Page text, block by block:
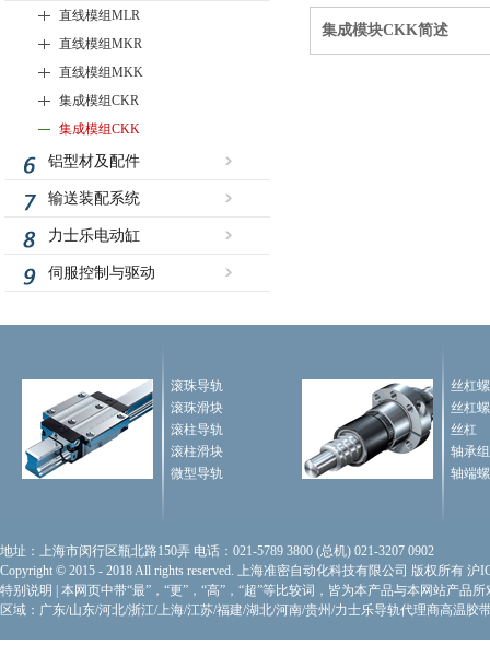
直线模组MLR
直线模组MKR
直线模组MKK
集成模组CKR
集成模组CKK
铝型材及配件
输送装配系统
力士乐电动缸
伺服控制与驱动
集成模块CKK简述
滚珠导轨
滚珠滑块
滚柱导轨
滚柱滑块
微型导轨
丝杠
丝杠
丝杠
轴承
轴端
地址：上海市闵行区瓶北路150弄 电话：021-5789 3800 (总机) 021-3207 0902
Copyright © 2015 - 2018 All rights reserved. 上海准密自动化科技有限公司 版权所有 沪
特别说明
本网页中带“最”，“更”，“高”，“超”等比较词，皆为本产品与本网站产品所
区域：广东/山东/河北/浙江/上海/江苏/福建/湖北/河南/贵州/力士乐导轨代理商高温胶